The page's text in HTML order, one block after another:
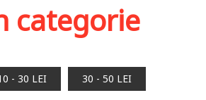
categorie
- 30 LEI 30 - 50 LEI